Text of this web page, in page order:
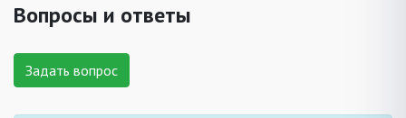
Вопросы и ответы
Задать вопрос